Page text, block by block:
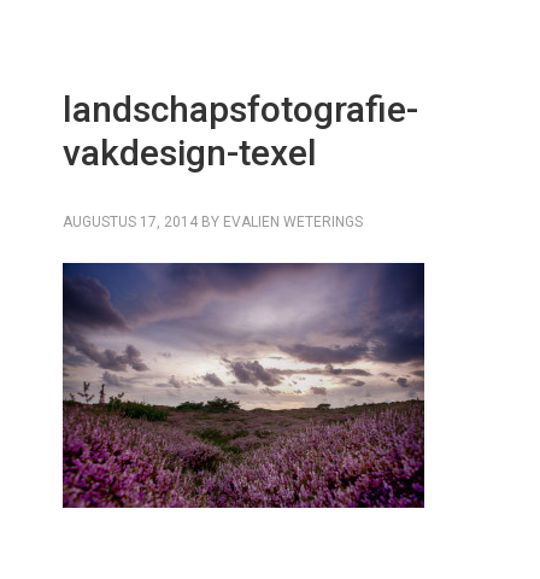
landschapsfotografie-
vakdesign-texel
AUGUSTUS 17, 2014 BY EVALIEN WETERINGS